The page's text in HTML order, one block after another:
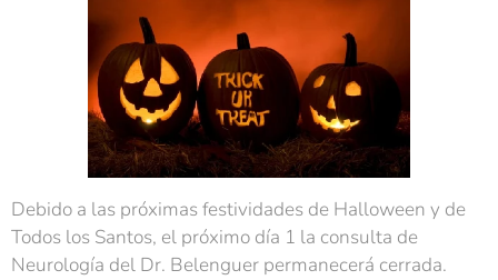
Debido a las próximas festividades de Halloween y de
Todos los Santos, el próximo día 1 la consulta de
Neurología del Dr. Belenguer permanecerá cerrada.